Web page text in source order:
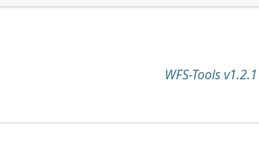
WFS-Tools v1.2.1